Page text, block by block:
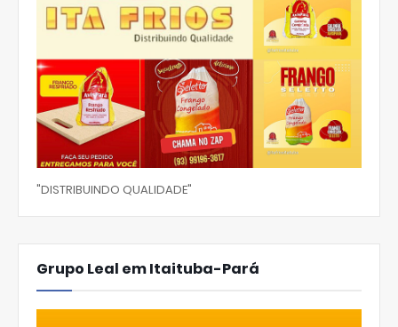
"DISTRIBUINDO QUALIDADE"
Grupo Leal em Itaituba-Pará